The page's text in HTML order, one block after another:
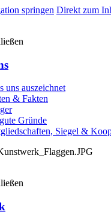
springen Direkt zum
uns auszeichnet
& Fakten
Gründe
Siegel &